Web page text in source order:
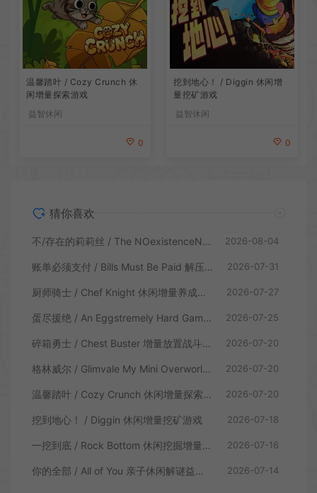
温馨踏叶 / Cozy Crunch 休
闲增量探索游戏
益智休闲
0
挖到地心！ / Diggin 休闲增
量挖矿游戏
益智休闲
0
猜你喜欢
不/存在的莉莉丝 / The NOexistenceN of Lilith 动态形象桌面互动游戏 2026-08-04
账单必须支付 / Bills Must Be Paid 解压增量肉鸽休闲游戏 2026-07-31
厨师骑士 / Chef Knight 休闲增量养成游戏 2026-07-27
蛋尽援绝 / An Eggstremely Hard Game 休闲合作闯关游戏 2026-07-25
碎箱勇士 / Chest Buster 增量放置战斗游戏 2026-07-20
格林威尔 / Glimvale My Mini Overworld 单人放置挂机城市建造游戏 2026-07-20
温馨踏叶 / Cozy Crunch 休闲增量探索游戏 2026-07-20
挖到地心！ / Diggin 休闲增量挖矿游戏 2026-07-18
一挖到底 / Rock Bottom 休闲挖掘增量游戏 2026-07-16
你的全部 / All of You 亲子休闲解谜益智游戏 2026-07-14